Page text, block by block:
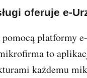
oferuje e-
pomocą platformy
to
każdemu